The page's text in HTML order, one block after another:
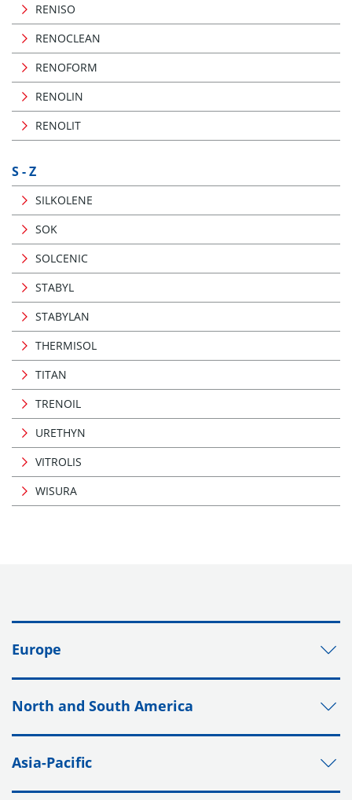
RENISO
RENOCLEAN
RENOFORM
RENOLIN
RENOLIT
S - Z
SILKOLENE
SOK
SOLCENIC
STABYL
STABYLAN
THERMISOL
TITAN
TRENOIL
URETHYN
VITROLIS
WISURA
Europe
North and South America
Asia-Pacific